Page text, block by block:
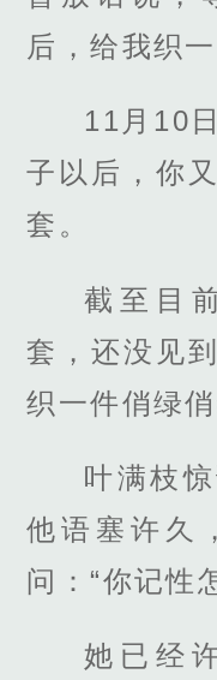
后，给我织一
11月10
子以后，你
套。
截至目
套，还没见
织一件俏绿
叶满枝
他语塞许久
问：“你记性
她已经